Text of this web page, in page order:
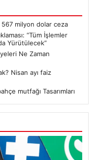
567 milyon dolar ceza
“Tüm İşlemler
Yürütülecek”
Ne Zaman
Nisan ayı faiz
mutfağı Tasarımları